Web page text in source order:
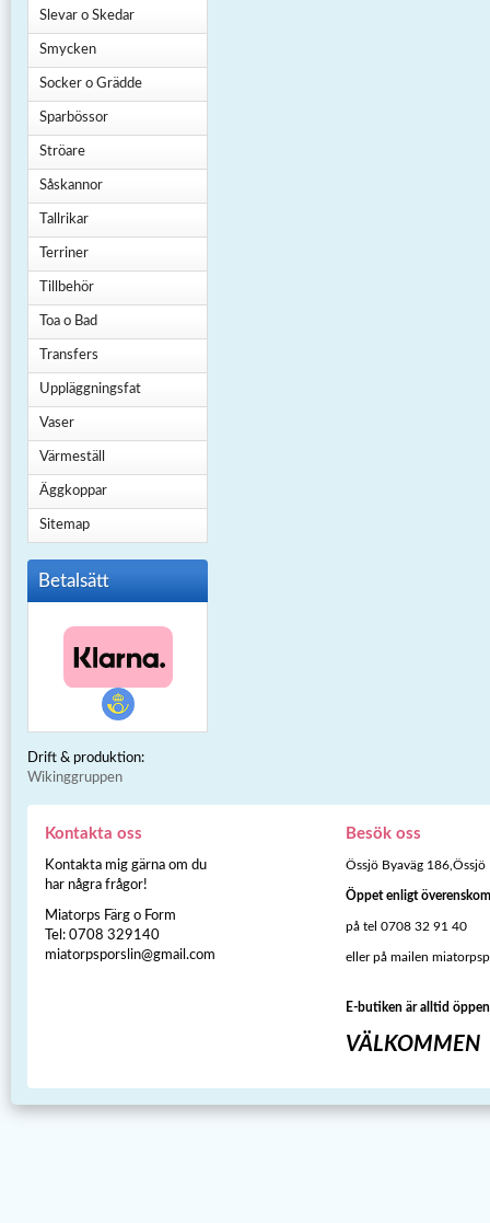
Slevar o Skedar
Smycken
Socker o Grädde
Sparbössor
Ströare
Såskannor
Tallrikar
Terriner
Tillbehör
Toa o Bad
Transfers
Uppläggningsfat
Vaser
Värmeställ
Äggkoppar
Sitemap
Betalsätt
Drift & produktion:
Wikinggruppen
Kontakta oss
Kontakta mig gärna om du
har några frågor!
Miatorps Färg o Form
Tel: 0708 329140
miatorpsporslin@gmail.com
Besök oss
Össjö Byaväg 186,Össjö
Öppet enligt
på tel 0708 32 91 40
eller på mailen
E-butiken är alltid öppen
VÄLKOMMEN